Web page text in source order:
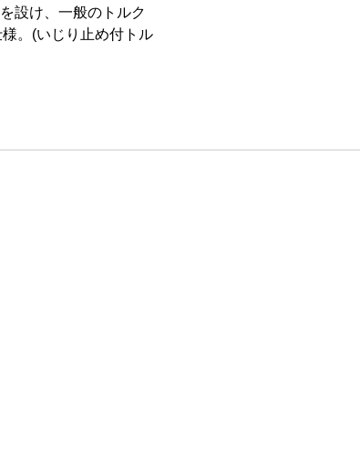
設け、一般のトルク
。(いじり止め付トル